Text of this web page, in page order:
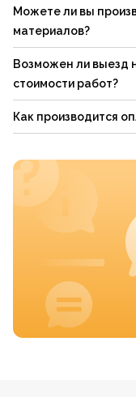
Можете ли вы
материалов?
Возможен ли выезд
стоимости работ?
Как производится